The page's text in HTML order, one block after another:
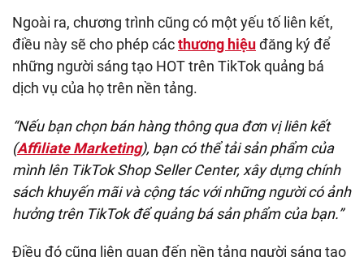
Ngoài ra, chương trình cũng có một yếu tố liên kết,
điều này sẽ cho phép cácthương hiệuđăng ký để
những người sáng tạo HOT trên TikTok quảng bá
dịch vụ của họ trên nền tảng.
“Nếu bạn chọn bán hàng thông qua đơn vị liên kết
(Affiliate Marketing), bạn có thể tải sản phẩm của
mình lên TikTok Shop Seller Center, xây dựng chính
sách khuyến mãi và cộng tác với những người có ảnh
hưởng trên TikTok để quảng bá sản phẩm của bạn.”
Điều đó cũng liên quan đến nền tảng người sáng tạo